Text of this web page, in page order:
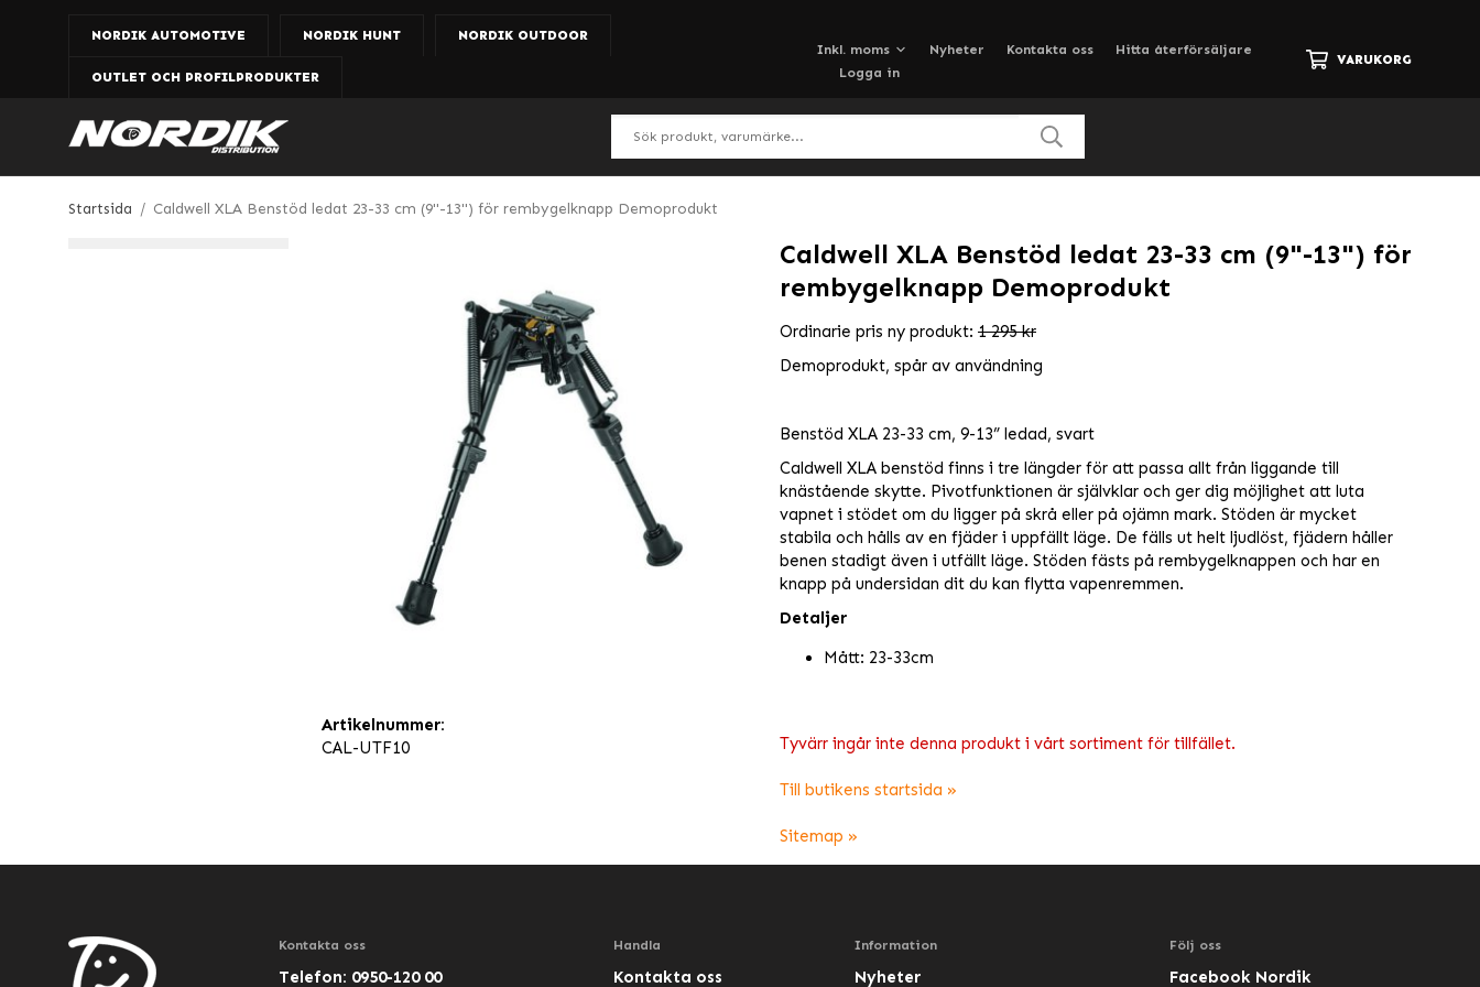
NORDIK AUTOMOTIVE NORDIK HUNT NORDIK OUTDOOR
OUTLET OCH PROFILPRODUKTER
Nyheter Kontakta oss
Hitta återförsäljare
Logga in
VARUKORG
Startsida / Caldwell XLA Benstöd ledat 23-33 cm (9"-13") för rembygelknapp Demoprodukt
Caldwell XLA Benstöd ledat 23-33 cm (9"-13") för
rembygelknapp Demoprodukt
Ordinarie pris ny produkt: 1 295 kr
Demoprodukt, spår av användning
Benstöd XLA 23-33 cm, 9-13” ledad, svart
Caldwell XLA benstöd finns i tre längder för att passa allt från liggande till
knästående skytte. Pivotfunktionen är självklar och ger dig möjlighet att luta
vapnet i stödet om du ligger på skrå eller på ojämn mark. Stöden är mycket
stabila och hålls av en fjäder i uppfällt läge. De fälls ut helt ljudlöst, fjädern håller
benen stadigt även i utfällt läge. Stöden fästs på rembygelknappen och har en
knapp på undersidan dit du kan flytta vapenremmen.
Detaljer
Mått: 23-33cm
Tyvärr ingår inte denna produkt i vårt sortiment för tillfället.
Till butikens startsida »
Sitemap »
Artikelnummer:
CAL-UTF10
Kontakta oss
Telefon: 0950-120 00
Handla
Kontakta oss
Information
Nyheter
Följ oss
Facebook Nordik